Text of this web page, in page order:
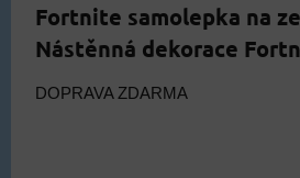
Fortnite samolepka na
Nástěnná dekorace
DOPRAVA ZDARMA